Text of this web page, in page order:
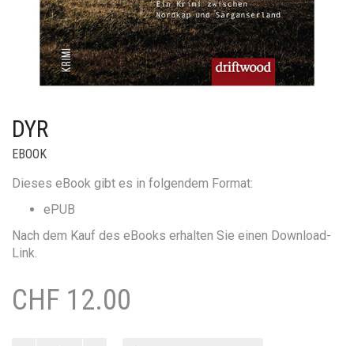
DYR
EBOOK
Dieses eBook gibt es in folgendem Format:
ePUB
Nach dem Kauf des eBooks erhalten Sie einen Download-
Link.
CHF 12.00